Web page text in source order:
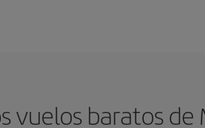
baratos de